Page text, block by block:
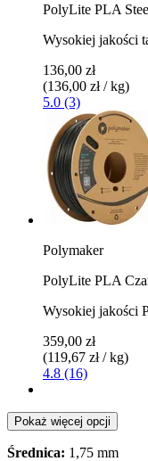
PolyLite PLA
Wysokiej jakości
136,00 zł
(136,00 zł / kg)
5.0 (3)
Polymaker
PolyLite PLA
Wysokiej jakości
359,00 zł
(119,67 zł / kg)
4.8 (16)
Pokaż więcej opcji
Średnica: 1,75 mm